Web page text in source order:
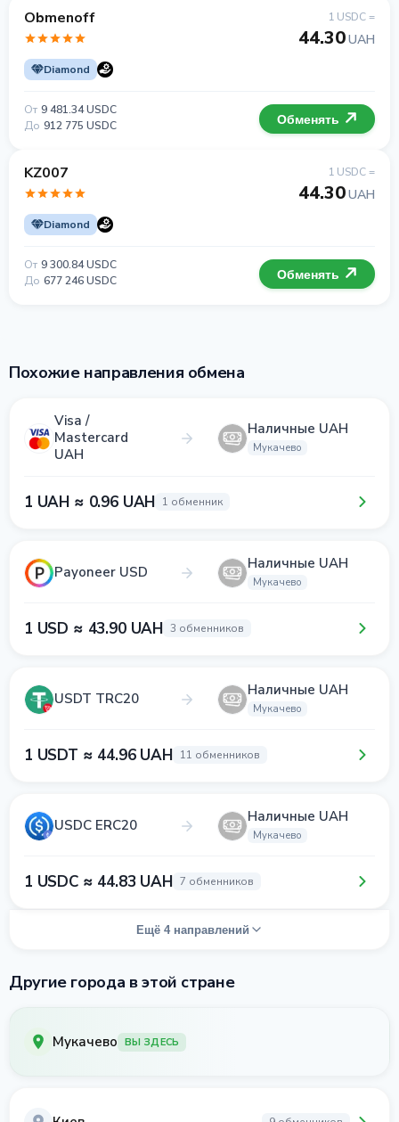
Obmenoff
Diamond
1 USDC =
44.30UAH
От 9 481.34 USDC
До 912 775 USDC Обменять
KZ007
Diamond
1 USDC =
44.30UAH
От 9 300.84 USDC
До 677 246 USDC Обменять
Похожие направления обмена
Visa /
Mastercard
UAH
Наличные UAH
Мукачево
1 UAH ≈ 0.96 UAH 1 обменник
Payoneer USD Наличные UAH
Мукачево
1 USD ≈ 43.90 UAH 3 обменников
USDT TRC20 Наличные UAH
Мукачево
1 USDT ≈ 44.96 UAH 11 обменников
USDC ERC20 Наличные UAH
Мукачево
1 USDC ≈ 44.83 UAH 7 обменников
Ещё 4 направлений
Другие города в этой стране
Мукачево ВЫ ЗДЕСЬ